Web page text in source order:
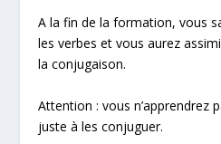
A la fin de la formation, vous
les verbes et vous aurez
la conjugaison.
Attention : vous n’apprendrez
juste à les conjuguer.